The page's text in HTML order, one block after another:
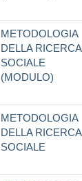
METODOLOGIA
DELLA RICERCA
SOCIALE
(MODULO)
METODOLOGIA
DELLA RICERCA
SOCIALE